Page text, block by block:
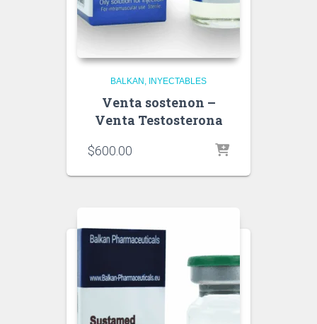
BALKAN INYECTABLES
Venta sostenon –
Venta Testosterona
$600.00